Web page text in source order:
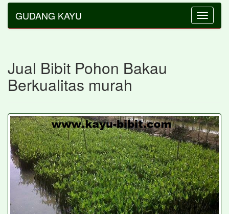
Toggle
GUDANG KAYU
Jual Bibit Pohon Bakau
Berkualitas murah